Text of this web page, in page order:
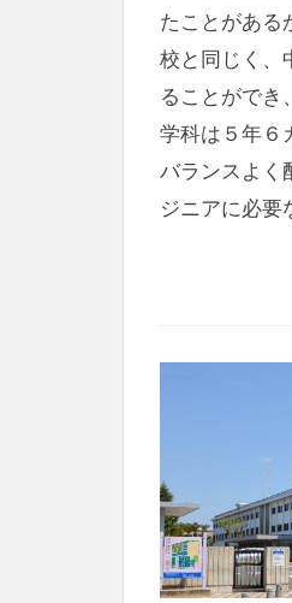
たことがある
校と同じく、
ることができ
学科は５年６
バランスよく
ジニアに必要